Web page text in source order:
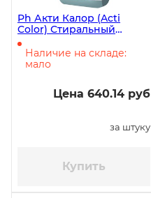
Ph Акти Калор (Acti
Color) Стиральный
порошок для цветного
белья 2,5 кг ЧЗ
Наличие на складе:
мало
Цена 640.14 руб
за штуку
Купить